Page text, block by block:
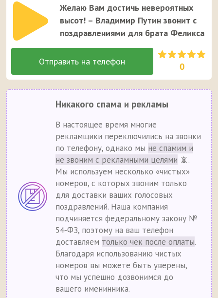
Желаю Вам достичь невероятных
высот! – Владимир Путин звонит с
поздравлениями для брата Феликса
0
Никакого спама и рекламы
В настоящее время многие
рекламщики переключились на звонки
по телефону, однако мы не спамим и
не звоним с рекламными целями 📵.
Мы используем несколько «чистых»
номеров, с которых звоним только
для доставки ваших голосовых
поздравлений. Наша компания
подчиняется федеральному закону №
54-ФЗ, поэтому на ваш телефон
доставляем только чек после оплаты.
Благодаря использованию чистых
номеров вы можете быть уверены,
что мы успешно дозвонимся до
вашего именинника.